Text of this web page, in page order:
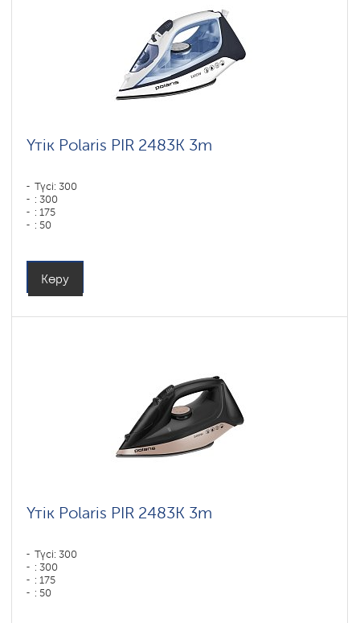
Үтік Polaris PIR 2483K 3m
Түсі: 300
: 300
: 175
: 50
Қуаты, Вт: 2400
Көру
Үтік Polaris PIR 2483K 3m
Түсі: 300
: 300
: 175
: 50